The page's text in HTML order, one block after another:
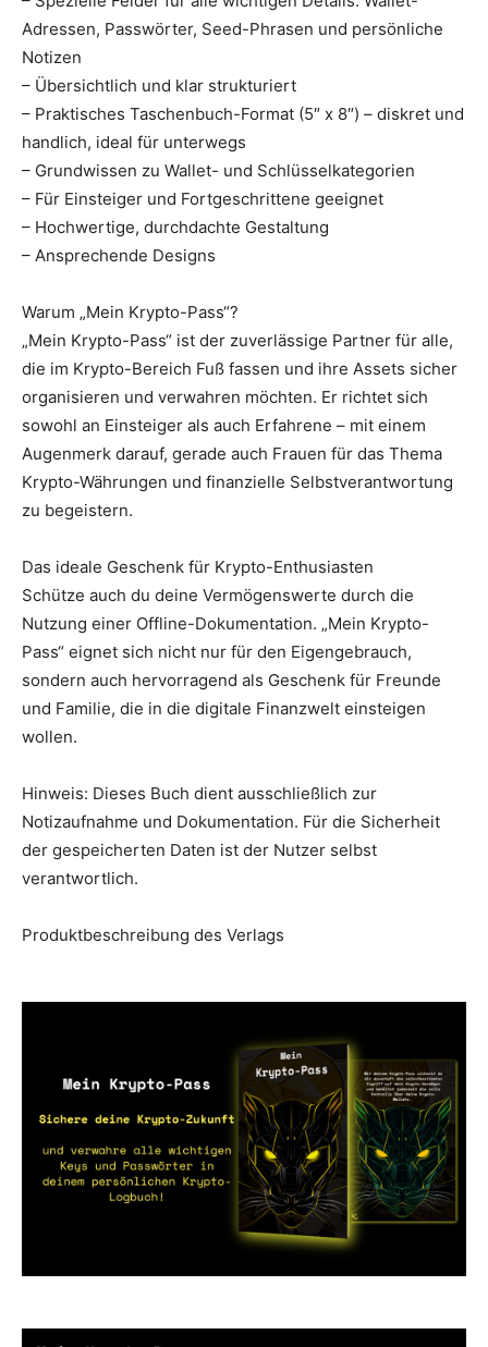
Adressen, Passwörter, Seed-Phrasen und persönliche
Notizen
– Übersichtlich und klar strukturiert
– Praktisches Taschenbuch-Format (5″ x 8″) – diskret und
handlich, ideal für unterwegs
– Grundwissen zu Wallet- und Schlüsselkategorien
– Für Einsteiger und Fortgeschrittene geeignet
– Hochwertige, durchdachte Gestaltung
– Ansprechende Designs
Warum „Mein Krypto-Pass“?
„Mein Krypto-Pass“ ist der zuverlässige Partner für alle,
die im Krypto-Bereich Fuß fassen und ihre Assets sicher
organisieren und verwahren möchten. Er richtet sich
sowohl an Einsteiger als auch Erfahrene – mit einem
Augenmerk darauf, gerade auch Frauen für das Thema
Krypto-Währungen und finanzielle Selbstverantwortung
zu begeistern.
Das ideale Geschenk für Krypto-Enthusiasten
Schütze auch du deine Vermögenswerte durch die
Nutzung einer Offline-Dokumentation. „Mein Krypto-
Pass“ eignet sich nicht nur für den Eigengebrauch,
sondern auch hervorragend als Geschenk für Freunde
und Familie, die in die digitale Finanzwelt einsteigen
wollen.
Hinweis: Dieses Buch dient ausschließlich zur
Notizaufnahme und Dokumentation. Für die Sicherheit
der gespeicherten Daten ist der Nutzer selbst
verantwortlich.
Produktbeschreibung des Verlags